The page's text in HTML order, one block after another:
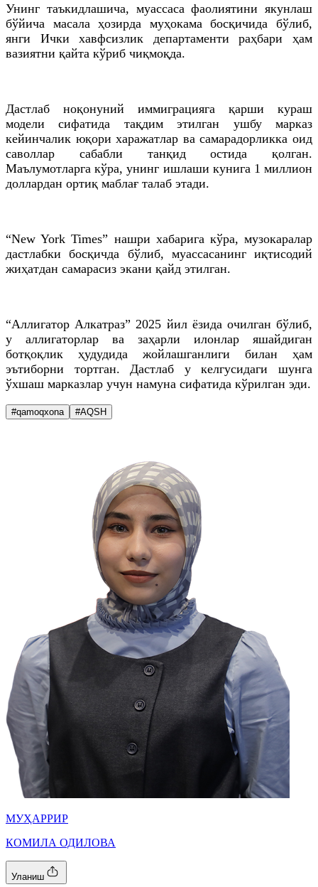
Унинг таъкидлашича, муассаса фаолиятини якунлаш
бўйича масала ҳозирда муҳокама босқичида бўлиб,
янги Ички хавфсизлик департаменти раҳбари ҳам
вазиятни қайта кўриб чиқмоқда.
Дастлаб ноқонуний иммиграцияга қарши кураш
модели сифатида тақдим этилган ушбу марказ
кейинчалик юқори харажатлар ва самарадорликка оид
саволлар сабабли танқид остида қолган.
Маълумотларга кўра, унинг ишлаши кунига 1 миллион
доллардан ортиқ маблағ талаб этади.
“New York Times” нашри хабарига кўра, музокаралар
дастлабки босқичда бўлиб, муассасанинг иқтисодий
жиҳатдан самарасиз экани қайд этилган.
“Аллигатор Алкатраз” 2025 йил ёзида очилган бўлиб,
у аллигаторлар ва заҳарли илонлар яшайдиган
ботқоқлик ҳудудида жойлашганлиги билан ҳам
эътиборни тортган. Дастлаб у келгусидаги шунга
ўхшаш марказлар учун намуна сифатида кўрилган эди.
#qamoqxona #AQSH
МУҲАРРИР
КОМИЛА ОДИЛОВА
Уланиш